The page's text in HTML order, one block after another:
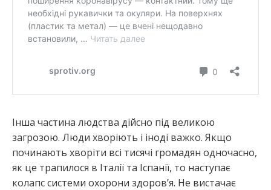
Інша частина людства дійсно під великою
загрозою. Люди хворіють і іноді важко. Якщо
починають хворіти всі тисячі громадян одночасно,
як це трапилося в Італії та Іспанії, то наступає
колапс системи охорони здоров’я. Не вистачає